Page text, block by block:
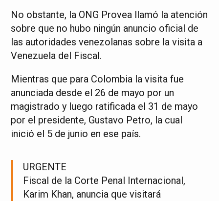
No obstante, la ONG Provea llamó la atención
sobre que no hubo ningún anuncio oficial de
las autoridades venezolanas sobre la visita a
Venezuela del Fiscal.
Mientras que para Colombia la visita fue
anunciada desde el 26 de mayo por un
magistrado y luego ratificada el 31 de mayo
por el presidente, Gustavo Petro, la cual
inició el 5 de junio en ese país.
URGENTE
Fiscal de la Corte Penal Internacional,
Karim Khan, anuncia que visitará